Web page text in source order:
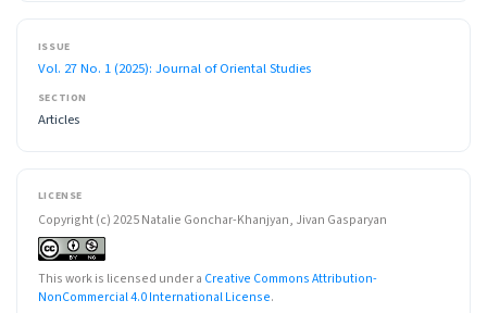
ISSUE
Vol. 27 No. 1 (2025): Journal of Oriental Studies
SECTION
Articles
LICENSE
Copyright (c) 2025 Natalie Gonchar-Khanjyan, Jivan Gasparyan
This work is licensed under a Creative Commons Attribution-
NonCommercial 4.0 International License.